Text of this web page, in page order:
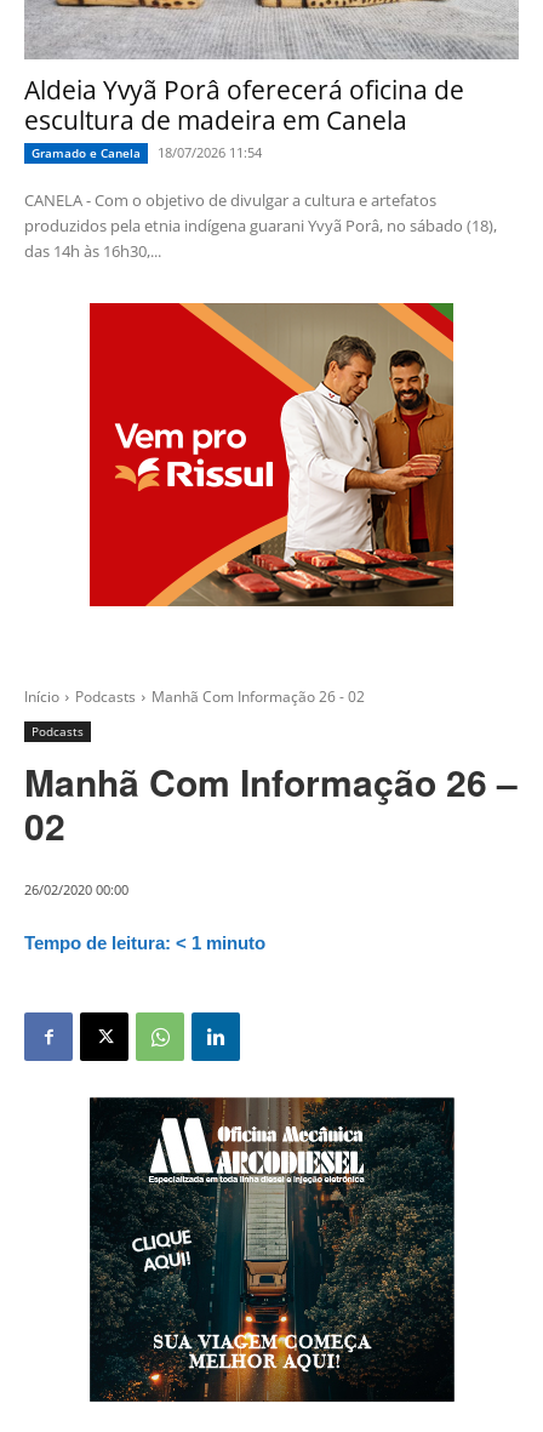
Aldeia Yvyã Porâ oferecerá oficina de
escultura de madeira em Canela
Gramado e Canela 18/07/2026 11:54
CANELA - Com o objetivo de divulgar a cultura e artefatos
produzidos pela etnia indígena guarani Yvyã Porâ, no sábado (18),
das 14h às 16h30,...